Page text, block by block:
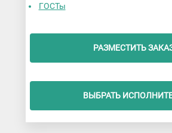
ГОСТы
РАЗМЕСТИТЬ
ВЫБРАТЬ